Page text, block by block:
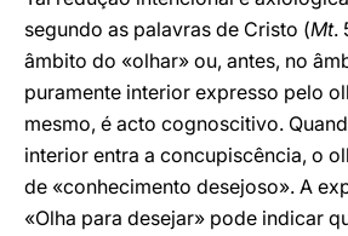
segundo as palavras de Cristo (Mt.
âmbito do «olhar» ou, antes, no
puramente interior expresso pelo
mesmo, é acto cognoscitivo.
interior entra a concupiscência, o
de «conhecimento desejoso». A
«Olha para desejar» pode indicar